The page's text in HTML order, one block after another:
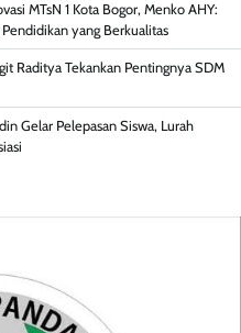
MTsN 1 Kota Bogor, Menko AHY:
yang Berkualitas
Raditya Tekankan Pentingnya SDM
Gelar Pelepasan Siswa, Lurah